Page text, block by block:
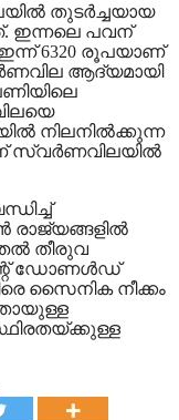
തുടര്‍ച്ചയായ
ഇന്നലെ പവന്
6320 രൂപയാണ്
ആദ്യമായി
നിലനില്‍ക്കുന്ന
സ്വര്‍ണവിലയില്‍
രാജ്യങ്ങളില്‍
തീരുവ
ഡോണള്‍ഡ്
സൈനിക നീക്കം